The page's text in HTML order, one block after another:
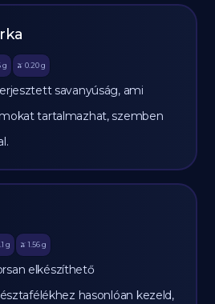
g 🫒 0.20 g
savanyúság, ami
tartalmazhat, szemben
g 🫒 1.56 g
elkészíthető
hasonlóan kezeld,